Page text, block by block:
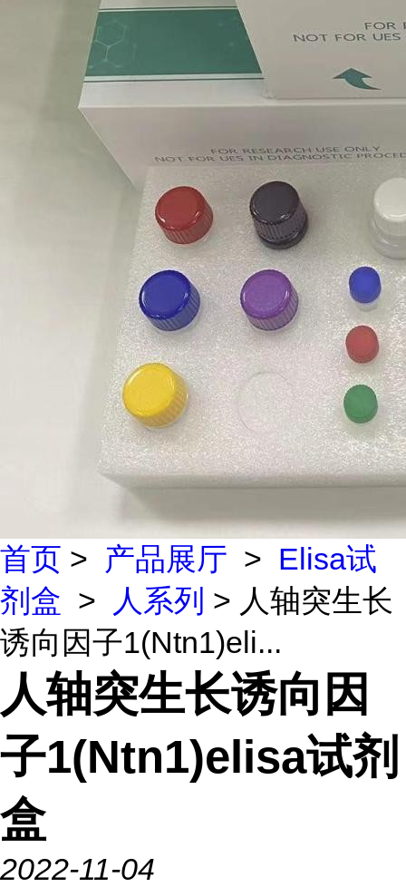
首页 > 产品展厅 > Elisa试
剂盒 > 人系列 > 人轴突生长
诱向因子1(Ntn1)eli...
人轴突生长诱向因
子1(Ntn1)elisa试剂
盒
2022-11-04